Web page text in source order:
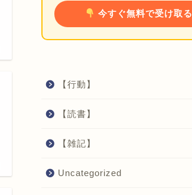
今すぐ無料で受け取る
【行動】
【読書】
【雑記】
Uncategorized